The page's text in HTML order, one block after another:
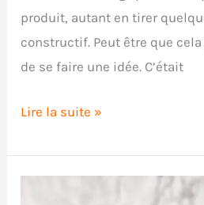
produit, autant en tirer
constructif. Peut être que
de se faire une idée. C’était
Critique
Premium
Lire la suite »